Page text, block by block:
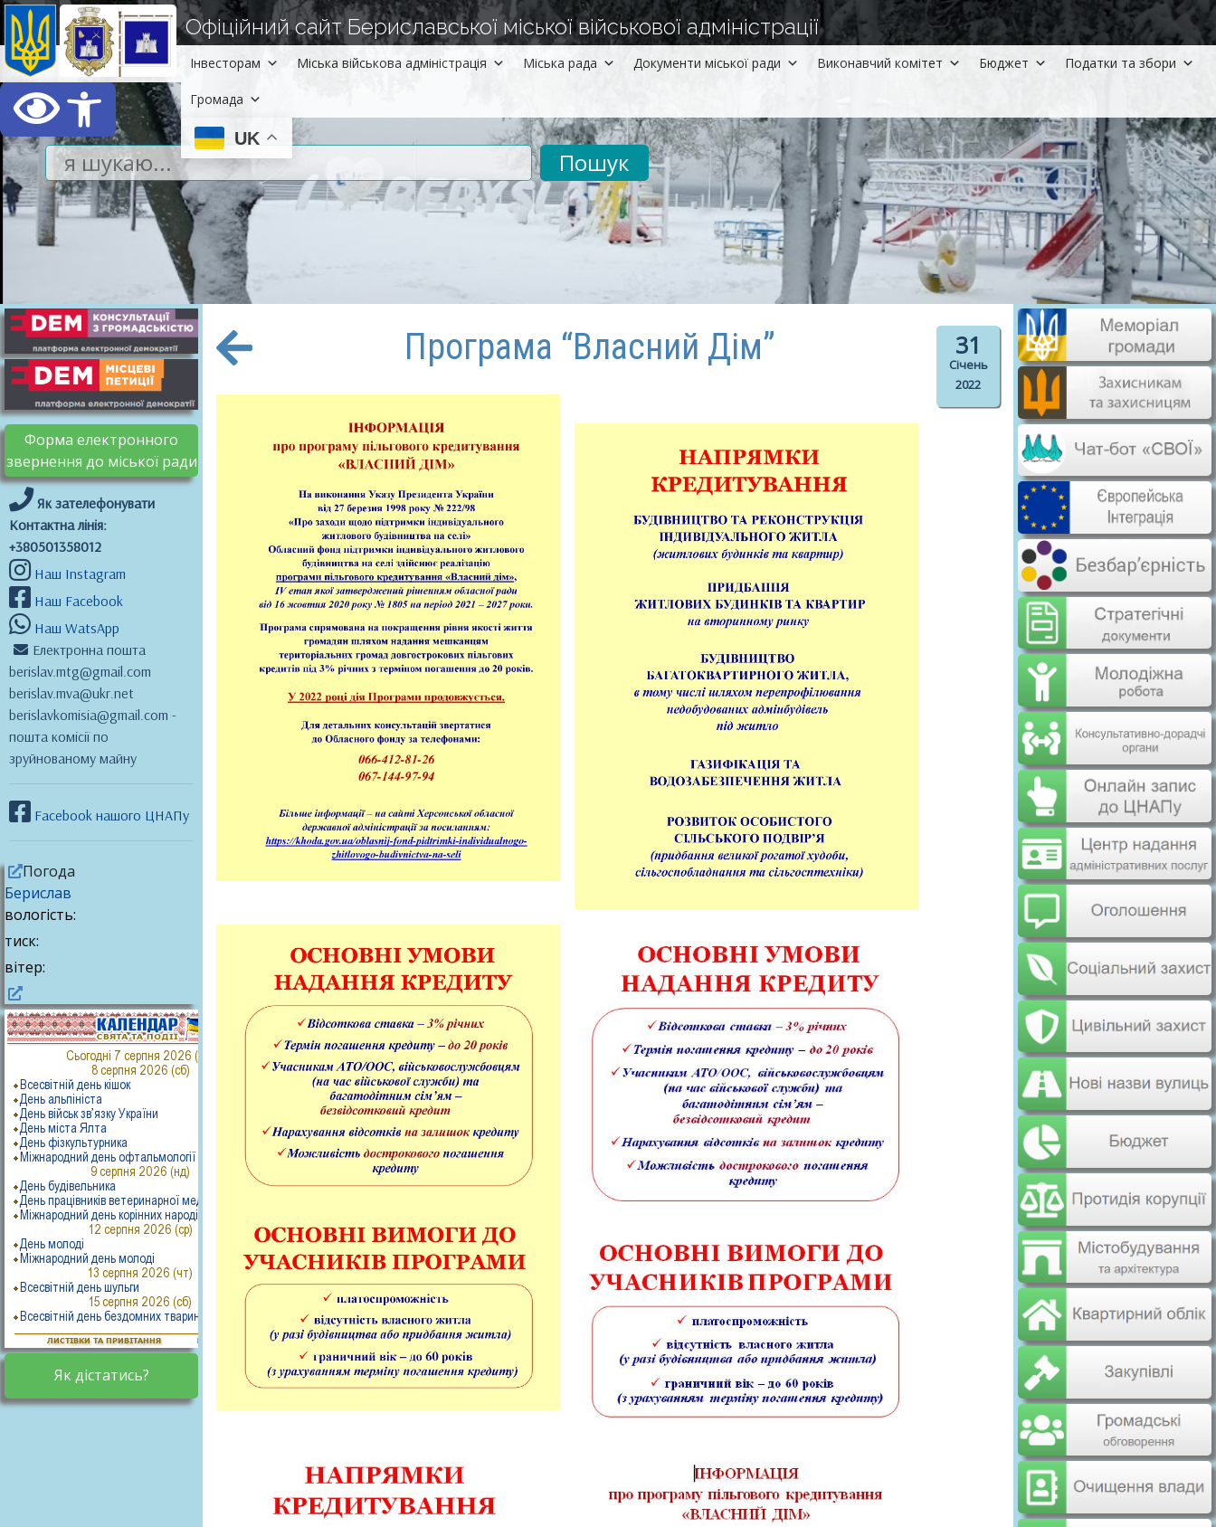
Відкрити Панель інструментів
Офіційний сайт Бериславської міської військової адміністрації
Інвесторам Міська військова адміністрація Міська рада Документи міської ради Виконавчий комітет Бюджет Податки та збори
Громада
UK
Форма електронного
звернення до міської ради
Як зателефонувати
Контактна лінія:
+380501358012
Наш Instagram
Наш Facebook
Наш WatsApp
Електронна пошта
berislav.mtg@gmail.com
berislav.mva@ukr.net
berislavkomisia@gmail.com -
пошта комісії по
зруйнованому майну
Facebook нашого ЦНАПу
Погода
Берислав
вологість:
тиск:
вітер:
Як дістатись?
31
Січень
2022
Програма “Власний Дім”